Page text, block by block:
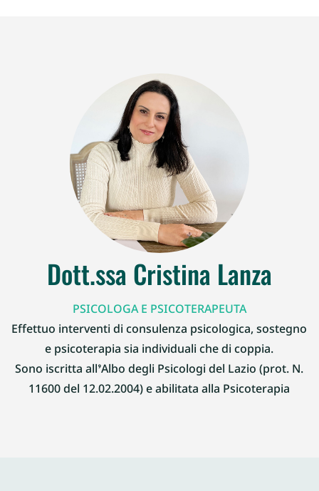
Dott.ssa Cristina Lanza
PSICOLOGA E PSICOTERAPEUTA
Effettuo interventi di consulenza psicologica, sostegno
e psicoterapia sia individuali che di coppia.
Sono iscritta all’Albo degli Psicologi del Lazio (prot. N.
11600 del 12.02.2004) e abilitata alla Psicoterapia